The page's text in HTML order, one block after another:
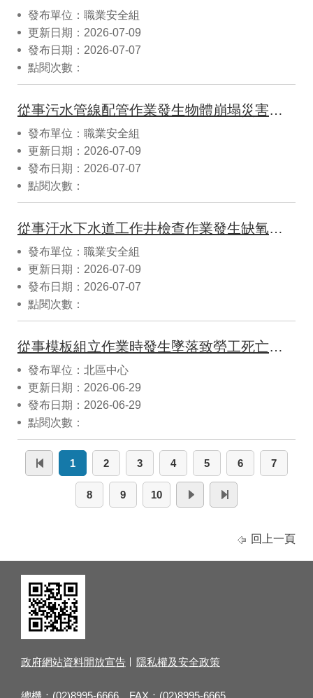
發布單位：職業安全組
更新日期：2026-07-09
發布日期：2026-07-07
點閱次數：
從事污水管線配管作業發生物體崩塌災害致死重大職業災害
發布單位：職業安全組
更新日期：2026-07-09
發布日期：2026-07-07
點閱次數：
從事汙水下水道工作井檢查作業發生缺氧災害致1死1傷重大職業災害
發布單位：職業安全組
更新日期：2026-07-09
發布日期：2026-07-07
點閱次數：
從事模板組立作業時發生墜落致勞工死亡災害案例
發布單位：北區中心
更新日期：2026-06-29
發布日期：2026-06-29
點閱次數：
1 2 3 4 5 6 7
8 9 10
回上一頁
政府網站資料開放宣告 隱私權及安全政策
總機：(02)8995-6666 FAX：(02)8995-6665